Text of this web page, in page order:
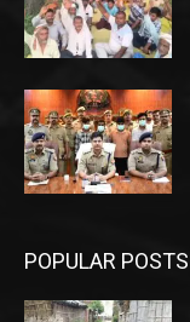
POPULAR POSTS